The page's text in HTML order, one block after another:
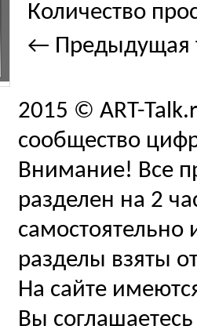
Количество
← Предыдущая
2015 © ART-
сообщество
Внимание! Все
разделен на 2
самостоятельно
разделы взяты
На сайте
Вы